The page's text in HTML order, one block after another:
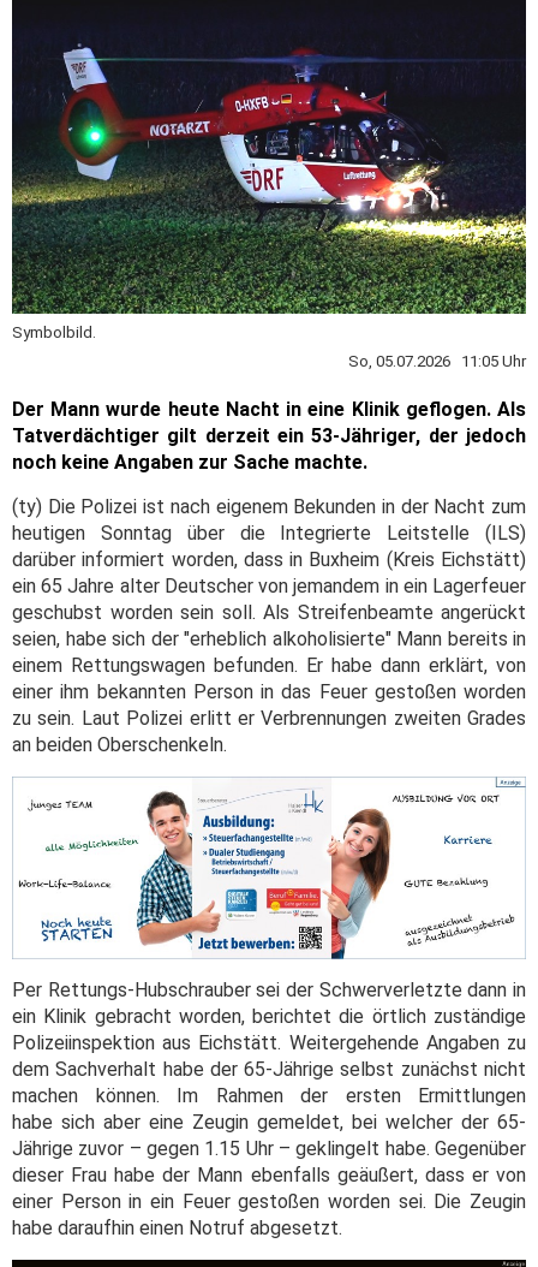
Symbolbild.
So, 05.07.2026 11:05 Uhr
Der Mann wurde heute Nacht in eine Klinik geflogen. Als
Tatverdächtiger gilt derzeit ein 53-Jähriger, der jedoch
noch keine Angaben zur Sache machte.
(ty) Die Polizei ist nach eigenem Bekunden in der Nacht zum
heutigen Sonntag über die Integrierte Leitstelle (ILS)
darüber informiert worden, dass in Buxheim (Kreis Eichstätt)
ein 65 Jahre alter Deutscher von jemandem in ein Lagerfeuer
geschubst worden sein soll. Als Streifenbeamte angerückt
seien, habe sich der "erheblich alkoholisierte" Mann bereits in
einem Rettungswagen befunden. Er habe dann erklärt, von
einer ihm bekannten Person in das Feuer gestoßen worden
zu sein. Laut Polizei erlitt er Verbrennungen zweiten Grades
an beiden Oberschenkeln.
Per Rettungs-Hubschrauber sei der Schwerverletzte dann in
ein Klinik gebracht worden, berichtet die örtlich zuständige
Polizeiinspektion aus Eichstätt. Weitergehende Angaben zu
dem Sachverhalt habe der 65-Jährige selbst zunächst nicht
machen können. Im Rahmen der ersten Ermittlungen
habe sich aber eine Zeugin gemeldet, bei welcher der 65-
Jährige zuvor – gegen 1.15 Uhr – geklingelt habe. Gegenüber
dieser Frau habe der Mann ebenfalls geäußert, dass er von
einer Person in ein Feuer gestoßen worden sei. Die Zeugin
habe daraufhin einen Notruf abgesetzt.